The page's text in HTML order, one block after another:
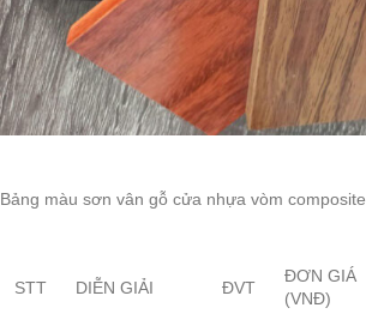
Bảng màu sơn vân gỗ cửa nhựa vòm composite
STT DIỄN GIẢI ĐVT
ĐƠN GIÁ
(VNĐ)